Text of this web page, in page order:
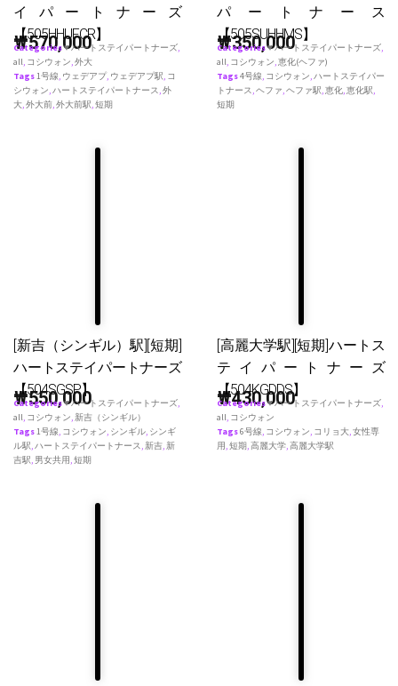
イパートナーズ
【505HHUFCR】
₩570,000
Categories♥ ハートステイパートナーズ,
all, コシウォン,外大
Tags1号線, ウェデアプ, ウェデアプ駅, コ
シウォン,ハートステイパートナース,外
大,外大前,外大前駅,短期
パートナース
【505SUHHMS】
₩350,000
Categories♥ ハートステイパートナーズ,
all, コシウォン,恵化(ヘファ)
Tags4号線, コシウォン,ハートステイパー
トナース,ヘファ,ヘファ駅,恵化,恵化駅,
短期
[新吉（シンギル）駅][短期]
ハートステイパートナーズ
【504SGSP】
₩550,000
Categories♥ ハートステイパートナーズ,
all, コシウォン,新吉（シンギル）
Tags1号線, コシウォン, シンギル, シンギ
ル駅,ハートステイパートナース,新吉,新
吉駅, 男女共用,短期
[高麗大学駅][短期]ハートス
テイパートナーズ
【504KGDDS】
₩430,000
Categories♥ ハートステイパートナーズ,
all, コシウォン
Tags6号線, コシウォン, コリョ大,女性専
用,短期,高麗大学,高麗大学駅